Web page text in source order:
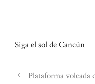
Siga el sol de Cancún
Plataforma volcada